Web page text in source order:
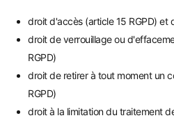
droit d'accès (article 15 RGPD) et
droit de verrouillage ou
RGPD)
droit de retirer à tout moment un
RGPD)
droit à la limitation du traitement